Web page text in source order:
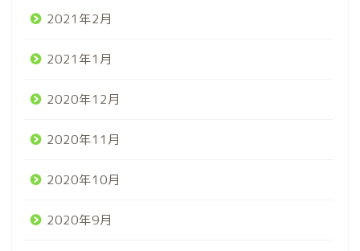
2021年2月
2021年1月
2020年12月
2020年11月
2020年10月
2020年9月